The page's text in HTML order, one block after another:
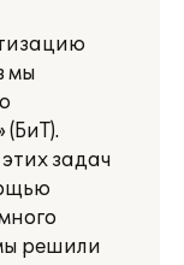
мы
(БиТ).
задач
решили